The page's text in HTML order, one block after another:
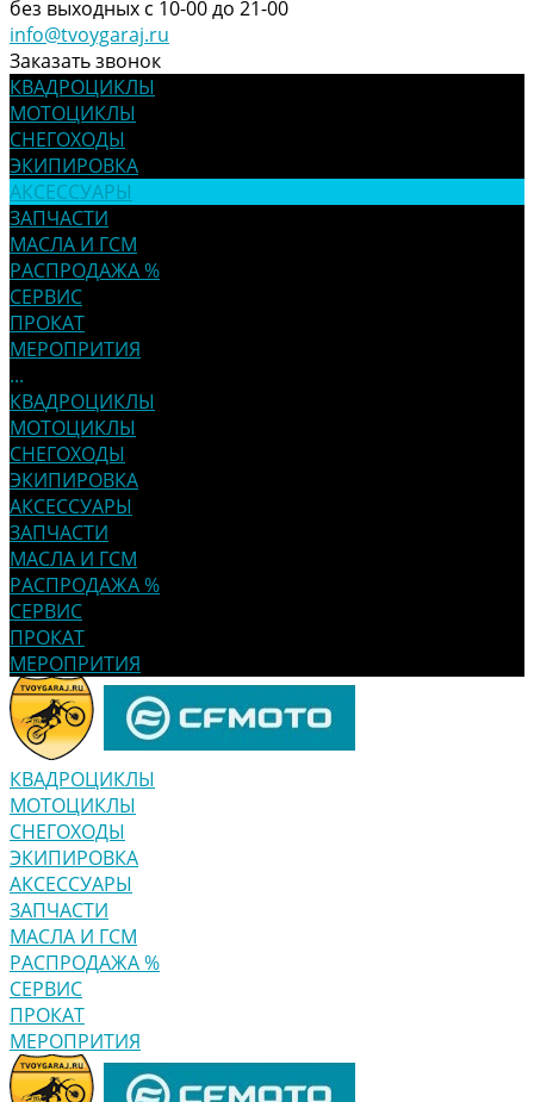
без выходных с 10-00 до 21-00
info@tvoygaraj.ru
Заказать звонок
КВАДРОЦИКЛЫ
МОТОЦИКЛЫ
СНЕГОХОДЫ
ЭКИПИРОВКА
АКСЕССУАРЫ
ЗАПЧАСТИ
МАСЛА И ГСМ
РАСПРОДАЖА %
СЕРВИС
ПРОКАТ
МЕРОПРИТИЯ
...
КВАДРОЦИКЛЫ
МОТОЦИКЛЫ
СНЕГОХОДЫ
ЭКИПИРОВКА
АКСЕССУАРЫ
ЗАПЧАСТИ
МАСЛА И ГСМ
РАСПРОДАЖА %
СЕРВИС
ПРОКАТ
МЕРОПРИТИЯ
КВАДРОЦИКЛЫ
МОТОЦИКЛЫ
СНЕГОХОДЫ
ЭКИПИРОВКА
АКСЕССУАРЫ
ЗАПЧАСТИ
МАСЛА И ГСМ
РАСПРОДАЖА %
СЕРВИС
ПРОКАТ
МЕРОПРИТИЯ